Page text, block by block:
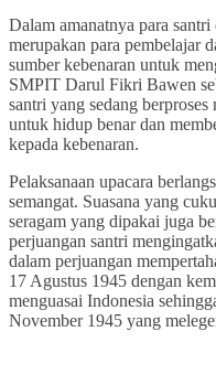
Dalam amanatnya para
merupakan para pembelajar
sumber kebenaran untuk
SMPIT Darul Fikri Bawen
santri yang sedang
untuk hidup benar dan
kepada kebenaran.
Pelaksanaan upacara
semangat. Suasana yang
seragam yang dipakai juga
perjuangan santri
dalam perjuangan
17 Agustus 1945 dengan
menguasai Indonesia
November 1945 yang